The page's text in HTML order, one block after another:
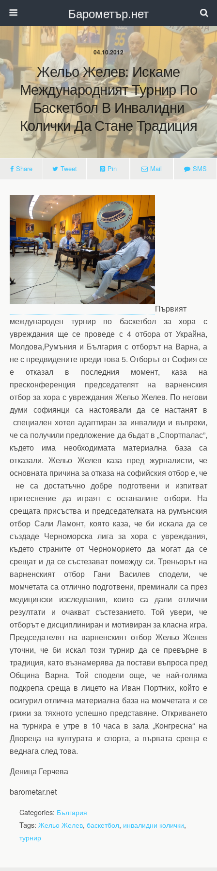
Барометър.нет
04.10.2012
Жельо Желев: Искаме
Международният Турнир По
Баскетбол В Инвалидни
Колички Да Стане Традиция
Share Tweet Pin Mail SMS
Първият
международен турнир по баскетбол за хора с
увреждания ще се проведе с 4 отбора от Украйна,
Молдова,Румъния и България с отборът на Варна, а
не с предвидените преди това 5. Отборът от София се
е отказал в последния момент, каза на
пресконференция председателят на варненския
отбор за хора с увреждания Жельо Желев. По негови
думи софиянци са настоявали да се настанят в
специален хотел адаптиран за инвалиди и въпреки,
че са получили предложение да бъдат в „Спортпалас”,
където има необходимата материална база са
отказали. Жельо Желев каза пред журналисти, че
основната причина за отказа на софийския отбор е, че
не са достатъчно добре подготвени и изпитват
притеснение да играят с останалите отбори. На
срещата присъства и председателката на румънския
отбор Сали Ламонт, която каза, че би искала да се
създаде Черноморска лига за хора с увреждания,
където страните от Черноморието да могат да се
срещат и да се състезават помежду си. Треньорът на
варненският отбор Гани Василев сподели, че
момчетата са отлично подготвени, преминали са през
медицински изследвания, които са дали отлични
резултати и очакват състезанието. Той увери, че
отборът е дисциплиниран и мотивиран за класна игра.
Председателят на варненският отбор Жельо Желев
уточни, че би искал този турнир да се превърне в
традиция, като възнамерява да постави въпроса пред
Община Варна. Той сподели още, че най-голяма
подкрепа среща в лицето на Иван Портних, който е
осигурил отлична материална база на момчетата и се
грижи за тяхното успешно представяне. Откриването
на турнира е утре в 10 часа в зала „Конгресна“ на
Двореца на културата и спорта, а първата среща е
веднага след това.
Деница Герчева
barometar.net
Categories: България
Tags: Жельо Желев, баскетбол, инвалидни колички,
турнир